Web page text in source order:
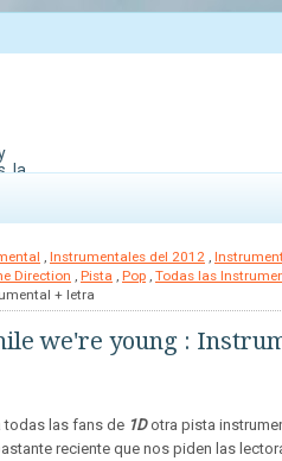
la
, Instrumentales del 2012 ,
Direction , Pista , Pop , Todas las
+ letra
we're young :
todas las fans de 1Dotra pista
reciente que nos piden las